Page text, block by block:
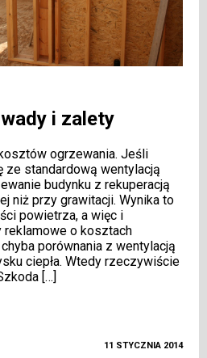
i zalety
ogrzewania. Jeśli
ze standardową wentylacją
budynku z rekuperacją
niż przy grawitacji. Wynika to
powietrza, a więc i
reklamowe o kosztach
porównania z wentylacją
ciepła. Wtedy rzeczywiście
[…]
11 STYCZNIA 2014